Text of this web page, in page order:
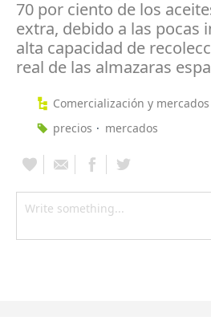
70 por ciento de los
extra, debido a las
alta capacidad de
real de las almazaras
Comercialización y mercados
precios
mercados